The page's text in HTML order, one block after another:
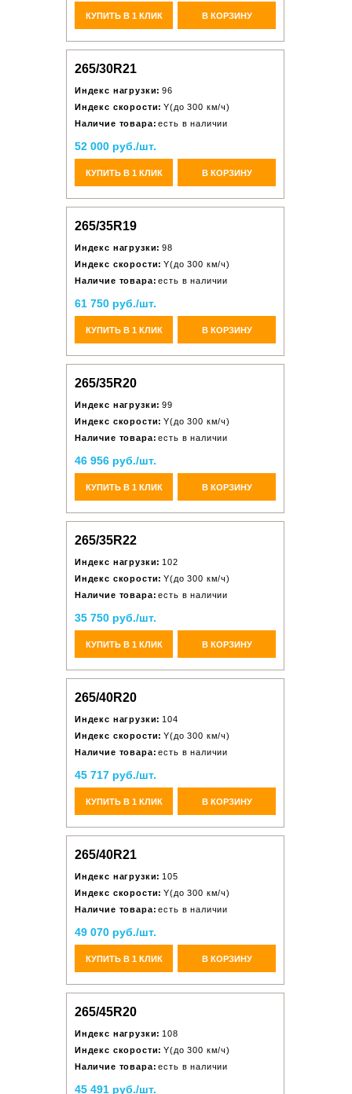
КУПИТЬ В 1 КЛИК В КОРЗИНУ
265/30R21
Индекс нагрузки: 96
Индекс скорости: Y(до 300 км/ч)
Наличие товара: есть в наличии
52 000 руб./шт.
КУПИТЬ В 1 КЛИК В КОРЗИНУ
265/35R19
Индекс нагрузки: 98
Индекс скорости: Y(до 300 км/ч)
Наличие товара: есть в наличии
61 750 руб./шт.
КУПИТЬ В 1 КЛИК В КОРЗИНУ
265/35R20
Индекс нагрузки: 99
Индекс скорости: Y(до 300 км/ч)
Наличие товара: есть в наличии
46 956 руб./шт.
КУПИТЬ В 1 КЛИК В КОРЗИНУ
265/35R22
Индекс нагрузки: 102
Индекс скорости: Y(до 300 км/ч)
Наличие товара: есть в наличии
35 750 руб./шт.
КУПИТЬ В 1 КЛИК В КОРЗИНУ
265/40R20
Индекс нагрузки: 104
Индекс скорости: Y(до 300 км/ч)
Наличие товара: есть в наличии
45 717 руб./шт.
КУПИТЬ В 1 КЛИК В КОРЗИНУ
265/40R21
Индекс нагрузки: 105
Индекс скорости: Y(до 300 км/ч)
Наличие товара: есть в наличии
49 070 руб./шт.
КУПИТЬ В 1 КЛИК В КОРЗИНУ
265/45R20
Индекс нагрузки: 108
Индекс скорости: Y(до 300 км/ч)
Наличие товара: есть в наличии
45 491 руб./шт.